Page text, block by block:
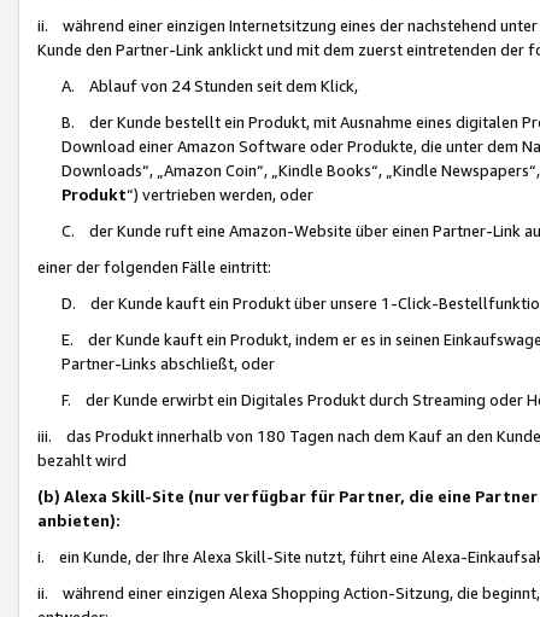
ii. während einer einzigen Internetsitzung eines der nachstehend
Kunde den Partner-Link anklickt und mit dem zuerst eintretenden der
A. Ablauf von 24 Stunden seit dem Klick,
B. der Kunde bestellt ein Produkt, mit Ausnahme eines digitalen
Download einer Amazon Software oder Produkte, die unter dem
Downloads“, „Amazon Coin“, „Kindle Books“, „Kindle
Produkt“) vertrieben werden, oder
C. der Kunde ruft eine Amazon-Website über einen Partner-Link
einer der folgenden Fälle eintritt:
D. der Kunde kauft ein Produkt über unsere 1-Click-
E. der Kunde kauft ein Produkt, indem er es in seinen
Partner-Links abschließt, oder
F. der Kunde erwirbt ein Digitales Produkt durch Streaming oder
iii. das Produkt innerhalb von 180 Tagen nach dem Kauf an den
bezahlt wird
(b) Alexa Skill-Site (nur verfügbar für Partner, die eine
anbieten):
i. ein Kunde, der Ihre Alexa Skill-Site nutzt, führt eine Alexa-
ii. während einer einzigen Alexa Shopping Action-Sitzung, die